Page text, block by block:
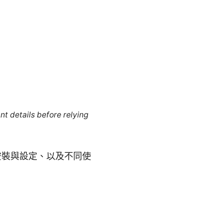
details before relying
與設定、以及不同使